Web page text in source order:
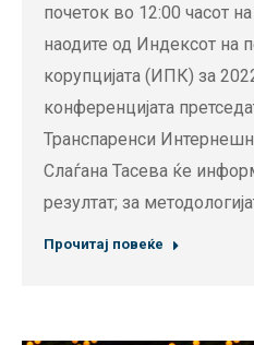
почеток во 12:00 часот
наодите од Индексот на
корупцијата (ИПК) за
конференцијата
Транспаренси
Слаѓана Тасева ќе
резултат; за
Прочитај повеќе